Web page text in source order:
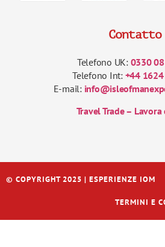
Contatto
Telefono UK: 0330
Telefono Int: +44
E-mail:
Travel Trade –
© COPYRIGHT 2025 | ESPERIENZE IOM
TERMINI E